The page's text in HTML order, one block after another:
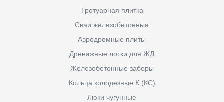
Тротуарная плитка
Сваи железобетонные
Аэродромные плиты
Дренажные лотки для ЖД
Железобетонные заборы
Кольца колодезные К (КС)
Люки чугунные